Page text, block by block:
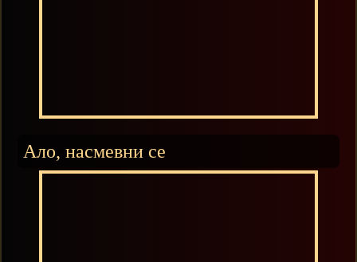
Ало, насмевни се